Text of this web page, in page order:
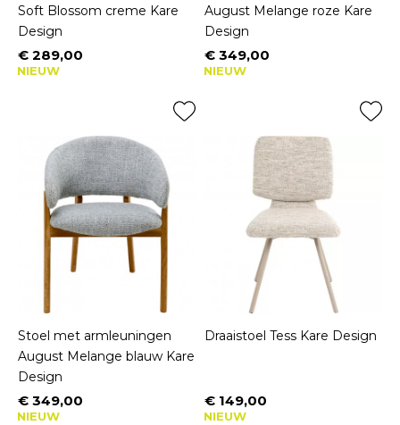
Soft Blossom creme Kare
Design
Prijs
€ 289,00
NIEUW
August Melange roze Kare
Design
Prijs
€ 349,00
NIEUW
Stoel met armleuningen
August Melange blauw Kare
Design
Prijs
€ 349,00
NIEUW
Draaistoel Tess Kare Design
Prijs
€ 149,00
NIEUW